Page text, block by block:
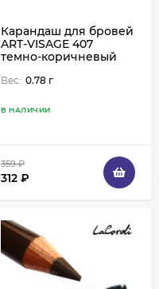
Карандаш для бровей
ART-VISAGE 407
темно-коричневый
Вес: 0.78 г
В НАЛИЧИИ
359₽
312 ₽